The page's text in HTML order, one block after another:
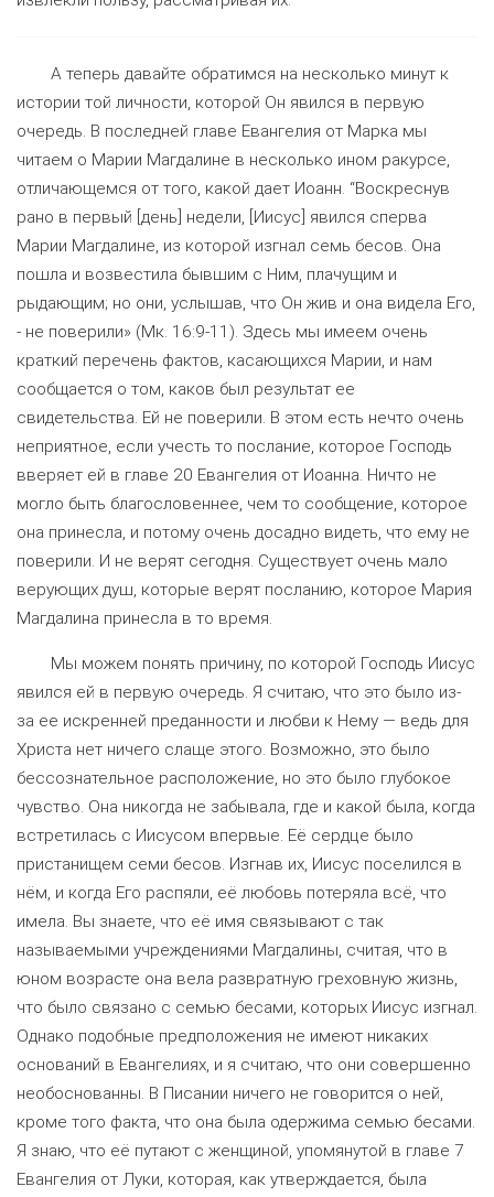
А теперь давайте обратимся на несколько минут к
истории той личности, которой Он явился в первую
очередь. В последней главе Евангелия от Марка мы
читаем о Марии Магдалине в несколько ином ракурсе,
отличающемся от того, какой дает Иоанн. “Воскреснув
рано в первый [день] недели, [Иисус] явился сперва
Марии Магдалине, из которой изгнал семь бесов. Она
пошла и возвестила бывшим с Ним, плачущим и
рыдающим; но они, услышав, что Он жив и она видела Его,
- не поверили» (Мк. 16:9-11). Здесь мы имеем очень
краткий перечень фактов, касающихся Марии, и нам
сообщается о том, каков был результат ее
свидетельства. Ей не поверили. В этом есть нечто очень
неприятное, если учесть то послание, которое Господь
вверяет ей в главе 20 Евангелия от Иоанна. Ничто не
могло быть благословеннее, чем то сообщение, которое
она принесла, и потому очень досадно видеть, что ему не
поверили. И не верят сегодня. Существует очень мало
верующих душ, которые верят посланию, которое Мария
Магдалина принесла в то время.
Мы можем понять причину, по которой Господь Иисус
явился ей в первую очередь. Я считаю, что это было из-
за ее искренней преданности и любви к Нему — ведь для
Христа нет ничего слаще этого. Возможно, это было
бессознательное расположение, но это было глубокое
чувство. Она никогда не забывала, где и какой была, когда
встретилась с Иисусом впервые. Её сердце было
пристанищем семи бесов. Изгнав их, Иисус поселился в
нём, и когда Его распяли, её любовь потеряла всё, что
имела. Вы знаете, что её имя связывают с так
называемыми учреждениями Магдалины, считая, что в
юном возрасте она вела развратную греховную жизнь,
что было связано с семью бесами, которых Иисус изгнал.
Однако подобные предположения не имеют никаких
оснований в Евангелиях, и я считаю, что они совершенно
необоснованны. В Писании ничего не говорится о ней,
кроме того факта, что она была одержима семью бесами.
Я знаю, что её путают с женщиной, упомянутой в главе 7
Евангелия от Луки, которая, как утверждается, была